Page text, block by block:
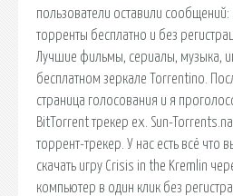
пользователи оставили
торренты бесплатно и без
Лучшие фильмы, сериалы, музыка,
бесплатном зеркале Torrentino.
страница голосования и я
BitTorrent трекер ex. Sun-
торрент-трекер. У нас есть всё что
скачать игру Crisis in the Kremlin
компьютер в один клик без